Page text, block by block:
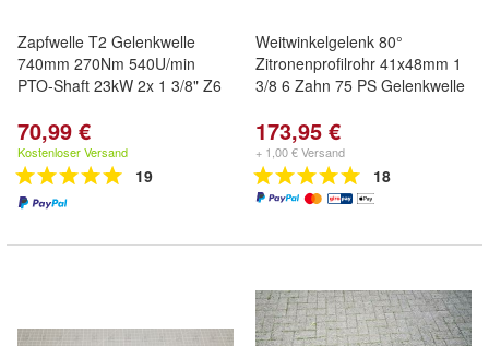
Zapfwelle T2 Gelenkwelle
740mm 270Nm 540U/min
PTO-Shaft 23kW 2x 1 3/8" Z6
70,99 €
Kostenloser Versand
19
Weitwinkelgelenk 80°
Zitronenprofilrohr 41x48mm 1
3/8 6 Zahn 75 PS Gelenkwelle
173,95 €
+ 1,00 € Versand
18